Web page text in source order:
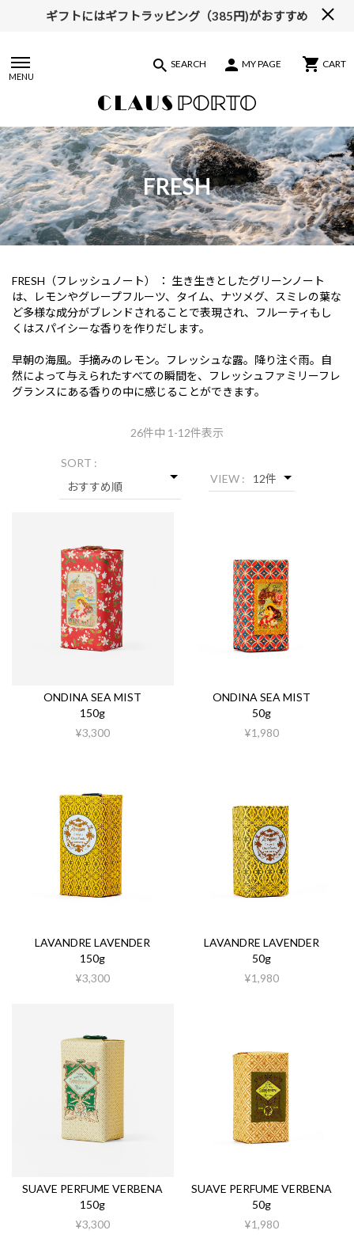
ギフトにはギフトラッピング（385円)がおすすめ
MENU
SEARCH MY PAGE CART
FRESH
FRESH（フレッシュノート） ： 生き生きとしたグリーンノート
は、レモンやグレープフルーツ、タイム、ナツメグ、スミレの葉な
ど多様な成分がブレンドされることで表現され、フルーティもし
くはスパイシーな香りを作りだします。
早朝の海風。手摘みのレモン。フレッシュな露。降り注ぐ雨。自
然によって与えられたすべての瞬間を、フレッシュファミリーフレ
グランスにある香りの中に感じることができます。
26件中 1-12件表示
SORT :
VIEW :
ONDINA SEA MIST
150g
¥3,300
ONDINA SEA MIST
50g
¥1,980
LAVANDRE LAVENDER
150g
¥3,300
LAVANDRE LAVENDER
50g
¥1,980
SUAVE PERFUME VERBENA
150g
¥3,300
SUAVE PERFUME VERBENA
50g
¥1,980